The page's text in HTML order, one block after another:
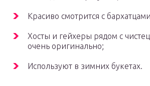
Красиво смотрится с
Хосты и гейхеры рядом с
очень оригинально;
Используют в зимних букетах.